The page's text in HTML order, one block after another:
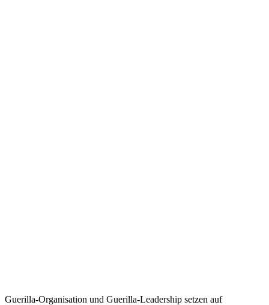
Guerilla-Organisation und Guerilla-Leadership setzen auf